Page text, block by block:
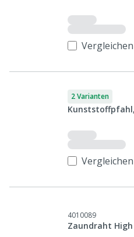
Vergleichen
2 Varianten
Vergleichen
4010089
Zaundraht